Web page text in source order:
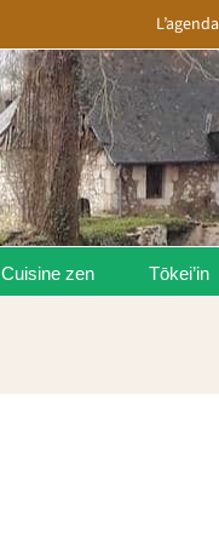
L’agenda
Cuisine zen Tōkei’in